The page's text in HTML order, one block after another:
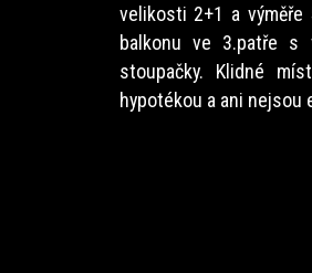
velikosti 2+1 a výměře
balkonu ve 3.patře s
stoupačky. Klidné
hypotékou a ani nejsou